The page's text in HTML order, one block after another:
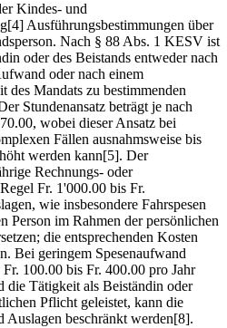
Kindes- und
Ausführungsbestimmungen über
Nach § 88 Abs. 1 KESV ist
oder des Beistands entweder nach
oder nach einem
des Mandats zu bestimmenden
Stundenansatz beträgt je nach
wobei dieser Ansatz bei
Fällen ausnahmsweise bis
werden kann[5]. Der
Rechnungs- oder
Fr. 1'000.00 bis Fr.
wie insbesondere Fahrspesen
Person im Rahmen der persönlichen
die entsprechenden Kosten
Bei geringem Spesenaufwand
100.00 bis Fr. 400.00 pro Jahr
die Tätigkeit als Beiständin oder
Pflicht geleistet, kann die
Auslagen beschränkt werden[8].